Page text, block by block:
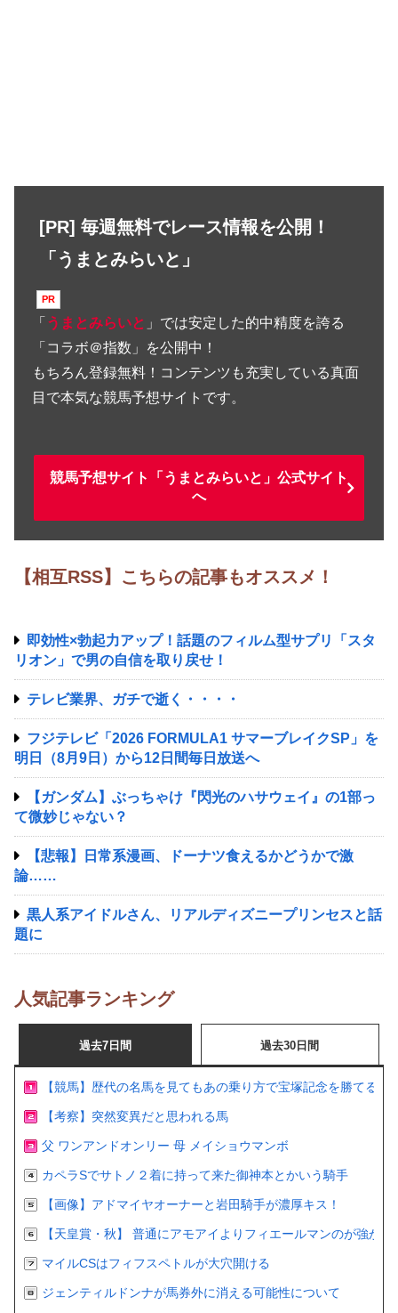
[PR] 毎週無料でレース情報を公開！
「うまとみらいと」
「 うまとみらいと 」では安定した的中精度を誇る
「コラボ＠指数」を公開中！
もちろん登録無料！コンテンツも充実している真面
目で本気な競馬予想サイトです。
競馬予想サイト「うまとみらいと」公式サイト
へ
【相互RSS】こちらの記事もオススメ！
即効性×勃起力アップ！話題のフィルム型サプリ「スタ
リオン」で男の自信を取り戻せ！
テレビ業界、ガチで逝く・・・・
フジテレビ「2026 FORMULA1 サマーブレイクSP」を
明日（8月9日）から12日間毎日放送へ
【ガンダム】ぶっちゃけ『閃光のハサウェイ』の1部っ
て微妙じゃない？
【悲報】日常系漫画、ドーナツ食えるかどうかで激
論……
黒人系アイドルさん、リアルディズニープリンセスと話
題に
人気記事ランキング
過去7日間 過去30日間
【競馬】歴代の名馬を見てもあの乗り方で宝塚記念を勝てる
【考察】突然変異だと思われる馬
父 ワンアンドオンリー 母 メイショウマンボ
カペラSでサトノ２着に持って来た御神本とかいう騎手
【画像】アドマイヤオーナーと岩田騎手が濃厚キス！
【天皇賞・秋】 普通にアモアイよりフィエールマンのが強かっ
マイルCSはフィフスペトルが大穴開ける
ジェンティルドンナが馬券外に消える可能性について